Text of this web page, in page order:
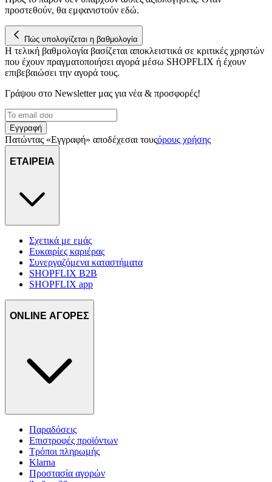
στη συσκευή σας, με σκοπό την προβολή εξατομικευμένων
διαφημίσεων και περιεχομένου, τις μετρήσεις σχετικά με
διαφημίσεις και περιεχόμενο, την καλύτερη εικόνα του κοινού
μας και την ανάπτυξη προϊόντων. Επίσης, κοινοποιούμε
πληροφορίες σχετικά με την από μέρους σας χρήση της
τοποθεσίας μας στους συνεργάτες μέσων κοινωνικής
προστεθούν, θα εμφανιστούν εδώ.
Πώς υπολογίζεται η βαθμολογία
Η τελική βαθμολογία βασίζεται αποκλειστικά σε κριτικές χρηστών
που έχουν πραγματοποιήσει αγορά μέσω SHOPFLIX ή έχουν
επιβεβαιώσει την αγορά τους.
Γράψου στο Νewsletter μας για νέα & προσφορές!
Εγγραφή
Πατώντας «Εγγραφή» αποδέχεσαι τουςόρους χρήσης
ΕΤΑΙΡΕΙΑ
Σχετικά με εμάς
Ευκαιρίες καριέρας
Συνεργαζόμενα καταστήματα
SHOPFLIX B2B
SHOPFLIX app
ONLINE ΑΓΟΡΕΣ
Παραδόσεις
Επιστροφές προϊόντων
Τρόποι πληρωμής
Klarna
Προστασία αγορών